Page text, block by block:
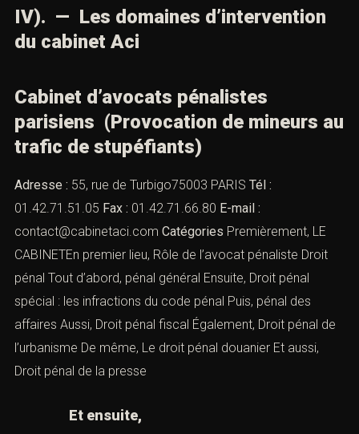
IV). — Les domaines d’intervention
du cabinet Aci
Cabinet d’avocats pénalistes
parisiens (Provocation de mineurs au
trafic de stupéfiants)
Adresse : 55, rue de Turbigo75003 PARIS Tél :
01.42.71.51.05 Fax : 01.42.71.66.80 E-mail :
contact@cabinetaci.com Catégories Premièrement, LE
CABINETEn premier lieu, Rôle de l’avocat pénaliste Droit
pénal Tout d’abord, pénal général Ensuite, Droit pénal
spécial : les infractions du code pénal Puis, pénal des
affaires Aussi, Droit pénal fiscal Également, Droit pénal de
l’urbanisme De même, Le droit pénal douanier Et aussi,
Droit pénal de la presse
Et ensuite,